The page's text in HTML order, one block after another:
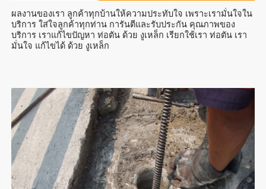
ผลงานของเรา ลูกค้าทุกบ้านให้ความประทับใจ เพราะเรามั่นใจใน
บริการ ใส่ใจลูกค้าทุกท่าน การันตีและรับประกัน คุณภาพของ
บริการ เราแก้ไขปัญหา ท่อตัน ด้วย งูเหล็ก เรียกใช้เรา ท่อตัน เรา
มั่นใจ แก้ไขได้ ด้วย งูเหล็ก